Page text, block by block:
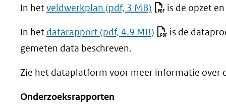
nieuw
venster)
(verwijst
andere
In hetveldwerkplan (pdf, 3 MB) is de opzet
In het datarapport (pdf, 4.9 MB)
is de
gemeten data beschreven.
Zie het dataplatform voor meer informatie over
Onderzoeksrapporten